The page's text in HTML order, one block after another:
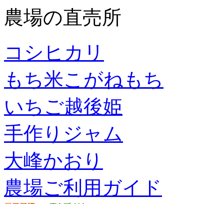
農場の直売所
コシヒカリ
もち米こがねもち
いちご越後姫
手作りジャム
大峰かおり
農場ご利用ガイド